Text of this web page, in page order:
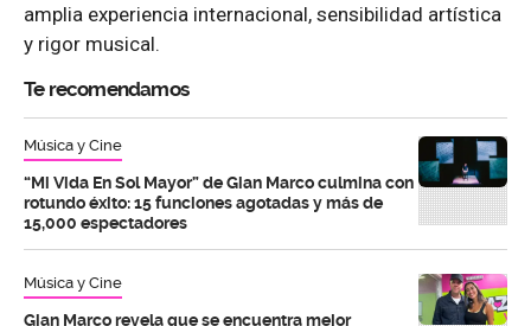
amplia experiencia internacional, sensibilidad artística
y rigor musical.
Te recomendamos
Música y Cine
“Mi Vida En Sol Mayor” de Gian Marco culmina con
rotundo éxito: 15 funciones agotadas y más de
15,000 espectadores
Música y Cine
Gian Marco revela que se encuentra mejor